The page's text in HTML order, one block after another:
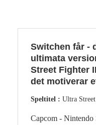
Switchen får -
ultimata
Street Fighter
det motiverar
Speltitel : Ultra
Capcom - Nintendo